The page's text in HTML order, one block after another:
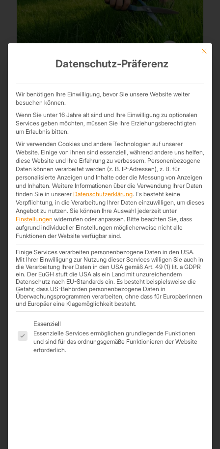
3. Juni 2025
Ein Zuhause – ganz nach deinen Vorstellungen – ist dagegen
einfach geil! Handgefertigt und individuell nach Maß und Wunsch.
😁
Unterstützung beim Projekt
30. Mai 2025
Wir unterstützen dich bei der Planung, Lieferung bis hin zur Montage
deines Bauprojekts.
Mit
Datenschutz-Präferenz
Wir benötigen Ihre Einwilligung, bevor Sie unsere Website weiter
besuchen können.
Wenn Sie unter 16 Jahre alt sind und Ihre Einwilligung zu optionalen
Services geben möchten, müssen Sie Ihre Erziehungsberechtigten
um Erlaubnis bitten.
Wir verwenden Cookies und andere Technologien auf unserer
Website. Einige von ihnen sind essenziell, während andere uns helfen,
diese Website und Ihre Erfahrung zu verbessern. Personenbezogene
Daten können verarbeitet werden (z. B. IP-Adressen), z. B. für
personalisierte Anzeigen und Inhalte oder die Messung von Anzeigen
und Inhalten. Weitere Informationen über die Verwendung Ihrer Daten
finden Sie in unserer Datenschutzerklärung. Es besteht keine
Verpflichtung, in die Verarbeitung Ihrer Daten einzuwilligen, um dieses
Angebot zu nutzen. Sie können Ihre Auswahl jederzeit unter
Einstellungen widerrufen oder anpassen. Bitte beachten Sie, dass
aufgrund individueller Einstellungen möglicherweise nicht alle
Funktionen der Website verfügbar sind.
Einige Services verarbeiten personenbezogene Daten in den USA.
Mit Ihrer Einwilligung zur Nutzung dieser Services willigen Sie auch in
die Verarbeitung Ihrer Daten in den USA gemäß Art. 49 (1) lit. a GDPR
ein. Der EuGH stuft die USA als ein Land mit unzureichendem
Datenschutz nach EU-Standards ein. Es besteht beispielsweise die
Gefahr, dass US-Behörden personenbezogene Daten in
Überwachungsprogrammen verarbeiten, ohne dass für Europäerinnen
und Europäer eine Klagemöglichkeit besteht.
Es folgt eine Liste der Service-Gruppen, für die eine
Essenziell
Essenzielle Services ermöglichen grundlegende Funktionen
und sind für das ordnungsgemäße Funktionieren der Website
erforderlich.